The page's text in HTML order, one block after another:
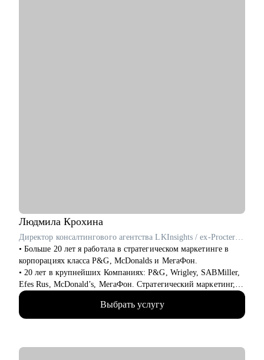
Людмила Крохина
Директор консалтингового агентства LKInsights / ex-Procter & Gamble, МегаФон
• Больше 20 лет я работала в стратегическом маркетинге в
корпорациях класса P&G, McDonalds и МегаФон.
• 20 лет в крупнейших Компаниях: P&G, Wrigley, SABMiller,
Efes Rus, McDonald’s, МегаФон. Стратегический маркетинг,
исследования и аналитика.
• Училась сама и развивала своих сотрудников, искала новую
работу и адаптировалась, нанимала и оптимизировала,
Выбрать услугу